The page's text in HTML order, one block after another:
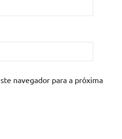
navegador para a próxima